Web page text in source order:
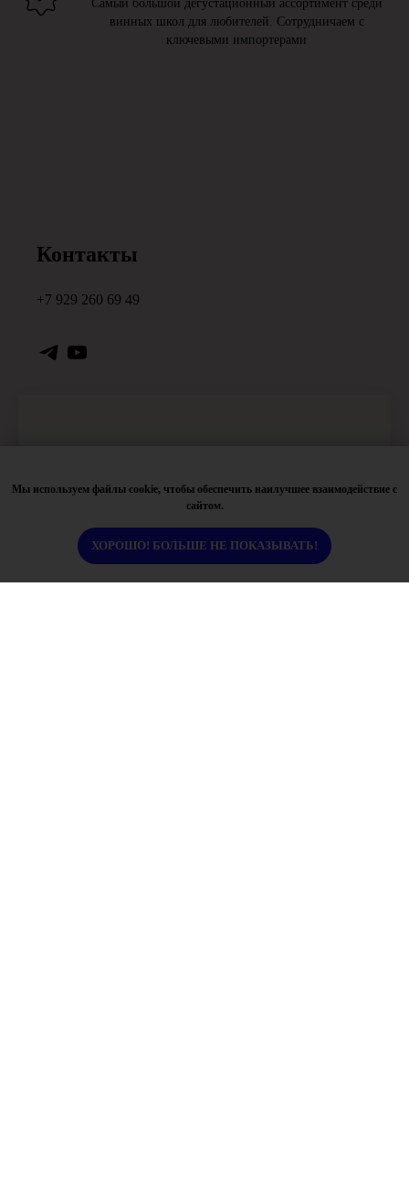
Самый большой дегустационный ассортимент среди
винных школ для любителей. Сотрудничаем с
ключевыми импортерами
Контакты
+7 929 260 69 49
Мы используем файлы cookie, чтобы обеспечить наилучшее взаимодействие с
сайтом.
ХОРОШО! БОЛЬШЕ НЕ ПОКАЗЫВАТЬ!